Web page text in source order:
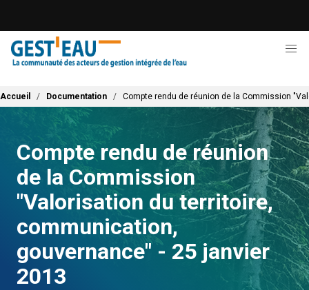
contenu
principal
Fil d'Ariane
Accueil Documentation Compte rendu de réunion de la Commission
Compte rendu de réunion
de la Commission
"Valorisation du territoire,
communication,
gouvernance" - 25 janvier
2013